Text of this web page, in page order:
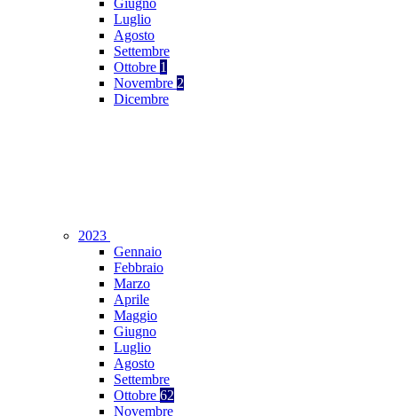
Giugno
Luglio
Agosto
Settembre
Ottobre 1
Novembre 2
Dicembre
2023
Gennaio
Febbraio
Marzo
Aprile
Maggio
Giugno
Luglio
Agosto
Settembre
Ottobre 62
Novembre